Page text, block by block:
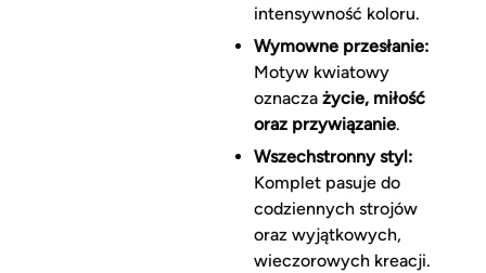
intensywność koloru.
Wymowne przesłanie:
Motyw kwiatowy
oznacza życie, miłość
oraz przywiązanie.
Wszechstronny styl:
Komplet pasuje do
codziennych strojów
oraz wyjątkowych,
wieczorowych kreacji.